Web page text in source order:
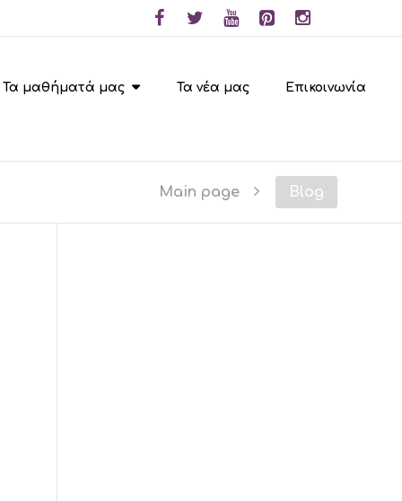
Τα μαθήματά μας Τα νέα μας Επικοινωνία
Main page Blog